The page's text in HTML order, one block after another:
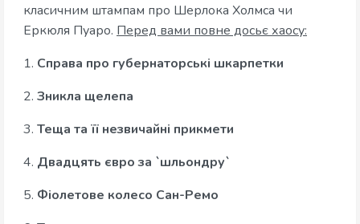
класичним штампам про Шерлока Холмса чи
Еркюля Пуаро. Перед вами повне досьє хаосу:
1. Справа про губернаторські шкарпетки
2. Зникла щелепа
3. Теща та її незвичайні прикмети
4. Двадцять євро за `шльондру`
5. Фіолетове колесо Сан-Ремо